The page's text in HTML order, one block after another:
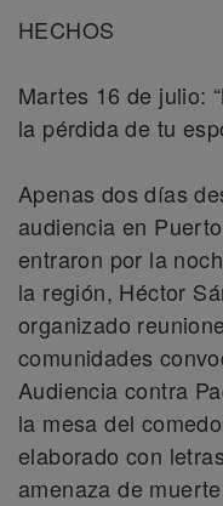
HECHOS
Martes 16 de julio:
la pérdida de tu
Apenas dos días
audiencia en
entraron por la
la región, Héctor
organizado
comunidades
Audiencia contra
la mesa del
elaborado con
amenaza de